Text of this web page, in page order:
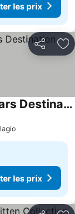
les prix
Partager
les prix
The LINQ Hotel & Casino, A Caesars Destination
les prix